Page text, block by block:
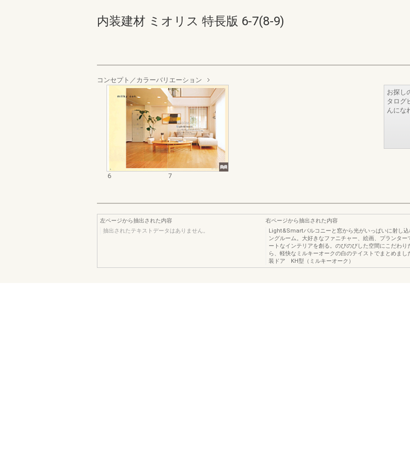
内装建材 ミオリス 特長版 6-7(8-9)
コンセプト／カラーバリエーション
6 7
お探し
タログ
んにな
左ページから抽出された内容
抽出されたテキストデータはありません。
右ページから抽出された内容
Light&Smartバルコニーと窓から光がいっぱいに射し込
ングルーム。大好きなファニチャー、絵画、プランター
ートなインテリアを創る。のびのびした空間にこだわり
ら、軽快なミルキーオークの白のテイストでまとめまし
装ドア KH型（ミルキーオーク）